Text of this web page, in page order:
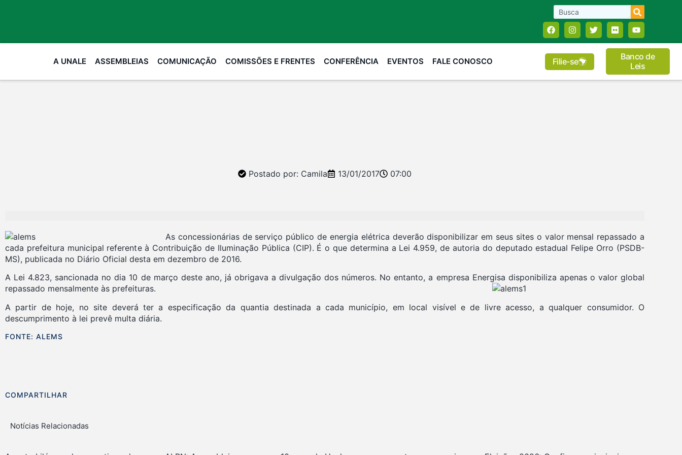
A UNALE ASSEMBLEIAS COMUNICAÇÃO COMISSÕES E FRENTES CONFERÊNCIA EVENTOS FALE CONOSCO Filie-se
Banco de
Leis
Postado por: Camila 13/01/2017 07:00
As concessionárias de serviço público de energia elétrica deverão disponibilizar em seus sites o valor mensal repassado a
cada prefeitura municipal referente à Contribuição de Iluminação Pública (CIP). É o que determina a Lei 4.959, de autoria do deputado estadual Felipe Orro (PSDB-
MS), publicada no Diário Oficial desta em dezembro de 2016.
A Lei 4.823, sancionada no dia 10 de março deste ano, já obrigava a divulgação dos números. No entanto, a empresa Energisa disponibiliza apenas o valor global
repassado mensalmente às prefeituras.
A partir de hoje, no site deverá ter a especificação da quantia destinada a cada município, em local visível e de livre acesso, a qualquer consumidor. O
descumprimento à lei prevê multa diária.
FONTE: ALEMS
COMPARTILHAR
Notícias Relacionadas